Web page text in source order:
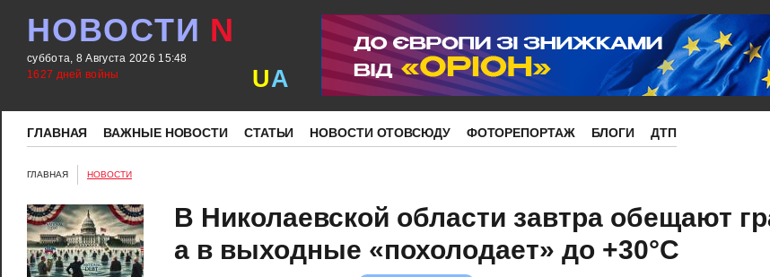
НОВОСТИ N
суббота, 8 Августа 2026 15:48
1627 дней войны
UA
ГЛАВНАЯ ВАЖНЫЕ НОВОСТИ СТАТЬИ НОВОСТИ ОТОВСЮДУ ФОТОРЕПОРТАЖ БЛОГИ ДТП
ГЛАВНАЯ НОВОСТИ
В Николаевской области завтра обещают
а в выходные «похолодает» до +30°С